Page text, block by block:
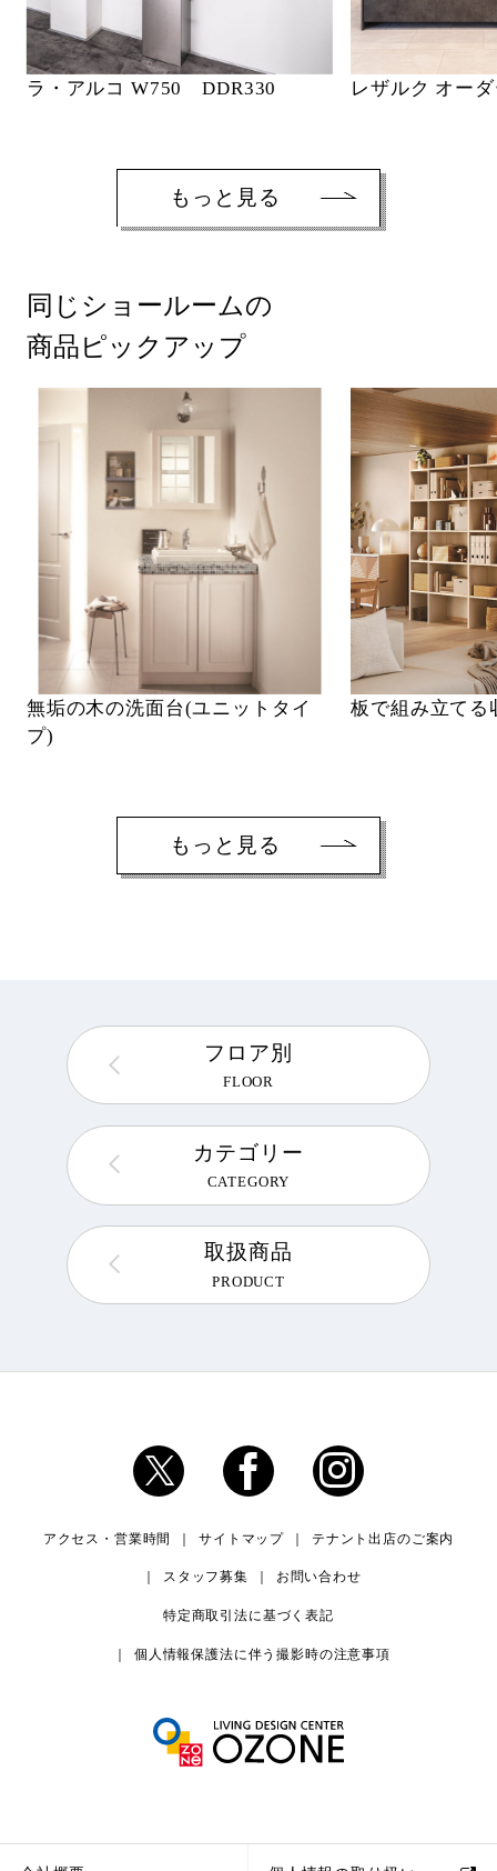
ラ・アルコ W750 DDR330 レザルク オー
もっと見る
同じショールームの
商品ピックアップ
無垢の木の洗面台(ユニットタイ
プ)
板で組み立て
もっと見る
フロア別
FLOOR
カテゴリー
CATEGORY
取扱商品
PRODUCT
アクセス・営業時間 サイトマップ テナント出店のご案内
スタッフ募集 お問い合わせ
特定商取引法に基づく表記
個人情報保護法に伴う撮影時の注意事項